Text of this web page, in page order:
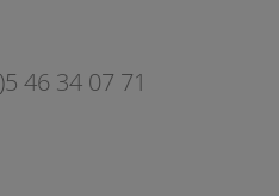
46 34 07 71